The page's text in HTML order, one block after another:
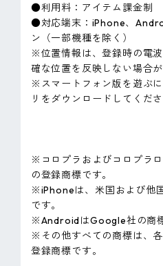
●利用料：アイテム課金制
●対応端末：iPhone、
ン（一部機種を除く）
※位置情報は、登録時の電
確な位置を反映しない場合が
※スマートフォン版を遊ぶ
リをダウンロードしてくださ
※コロプラおよびコロプラ
の登録商標です。
※iPhoneは、米国および他
です。
※AndroidはGoogle社の商
※その他すべての商標は、
登録商標です。